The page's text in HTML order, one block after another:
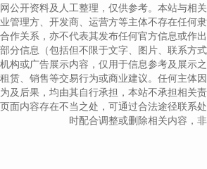
网公开资料及人工整理，仅供参考。本站与相
业管理方、开发商、运营方等主体不存在任何
合作关系，亦不代表其发布任何官方信息或作
部分信息（包括但不限于文字、图片、联系方
机构或广告展示内容，仅用于信息参考及展示
租赁、销售等交易行为或商业建议。任何主体
为及后果，均由其自行承担，本站不承担相关
页面内容存在不当之处，可通过合法途径联系
时配合调整或删除相关内容，非